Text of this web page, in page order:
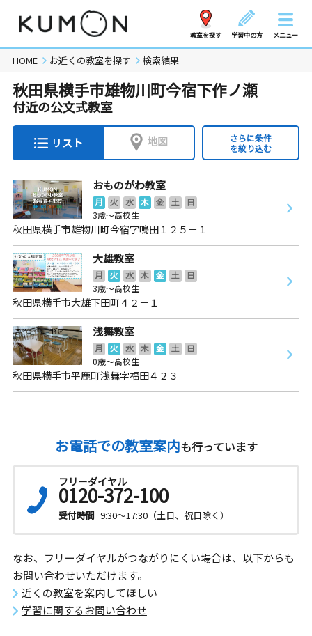
教室を探す 学習中の方 メニュー
HOME お近くの教室を探す 検索結果
秋田県横手市雄物川町今宿下作ノ瀬
付近の公文式教室
リスト 地図
さらに条件
を絞り込む
おものがわ教室
月 火 水 木 金 土
日
3歳～高校生
秋田県横手市雄物川町今宿字鳴田１２５－１
大雄教室
月 火 水 木 金 土
日
3歳～高校生
秋田県横手市大雄下田町４２－１
浅舞教室
月 火 水 木 金 土
日
0歳～高校生
秋田県横手市平鹿町浅舞字福田４２３
お電話での教室案内も行っています
フリーダイヤル
0120-372-100
受付時間 9:30～17:30（土日、祝日除く）
なお、フリーダイヤルがつながりにくい場合は、以下からも
お問い合わせいただけます。
近くの教室を案内してほしい
学習に関するお問い合わせ